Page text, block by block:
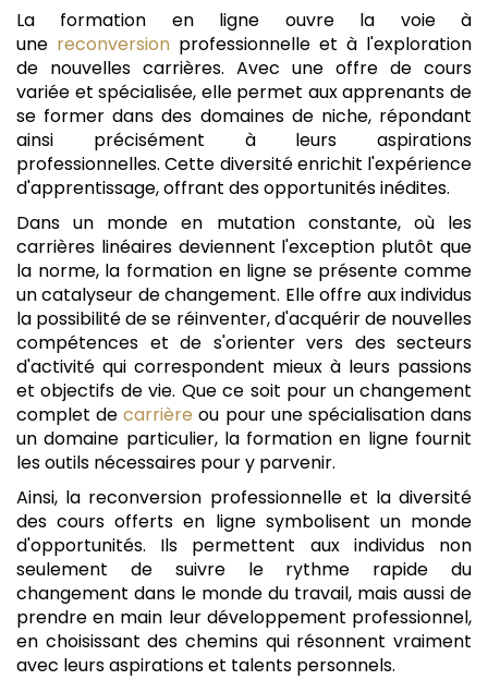
La formation en ligne ouvre la voie à
une reconversion professionnelle et à l'exploration
de nouvelles carrières. Avec une offre de cours
variée et spécialisée, elle permet aux apprenants de
se former dans des domaines de niche, répondant
ainsi précisément à leurs aspirations
professionnelles. Cette diversité enrichit l'expérience
d'apprentissage, offrant des opportunités inédites.
Dans un monde en mutation constante, où les
carrières linéaires deviennent l'exception plutôt que
la norme, la formation en ligne se présente comme
un catalyseur de changement. Elle offre aux individus
la possibilité de se réinventer, d'acquérir de nouvelles
compétences et de s'orienter vers des secteurs
d'activité qui correspondent mieux à leurs passions
et objectifs de vie. Que ce soit pour un changement
complet decarrière ou pour une spécialisation dans
un domaine particulier, la formation en ligne fournit
les outils nécessaires pour y parvenir.
Ainsi, la reconversion professionnelle et la diversité
des cours offerts en ligne symbolisent un monde
d'opportunités. Ils permettent aux individus non
seulement de suivre le rythme rapide du
changement dans le monde du travail, mais aussi de
prendre en main leur développement professionnel,
en choisissant des chemins qui résonnent vraiment
avec leurs aspirations et talents personnels.